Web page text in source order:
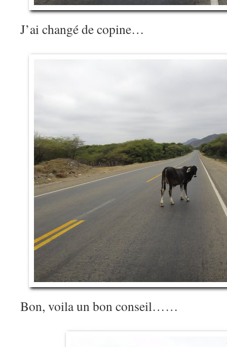
J’ai changé de copine…
Bon, voila un bon conseil……